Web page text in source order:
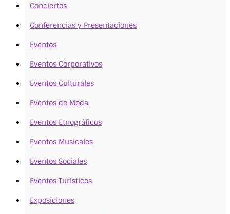
Conciertos
Conferencias y Presentaciones
Eventos
Eventos Corporativos
Eventos Culturales
Eventos de Moda
Eventos Etnográficos
Eventos Musicales
Eventos Sociales
Eventos Turísticos
Exposiciones